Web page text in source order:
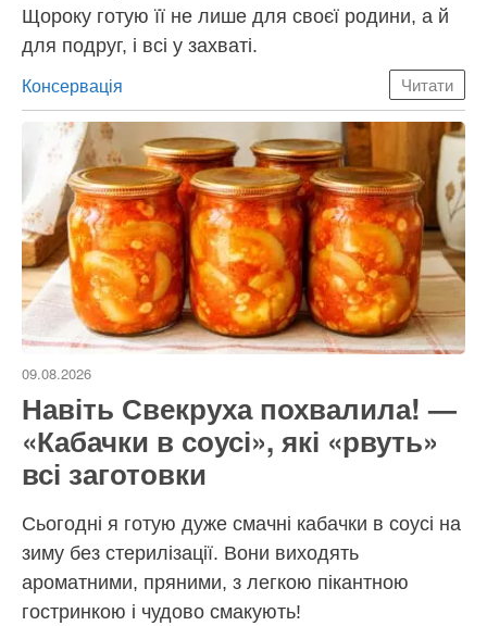
Щороку готую її не лише для своєї родини, а й
для подруг, і всі у захваті.
Категорії
Консервація Читати
09.08.2026
Навіть Свекруха похвалила! —
«Кабачки в соусі», які «рвуть»
всі заготовки
Сьогодні я готую дуже смачні кабачки в соусі на
зиму без стерилізації. Вони виходять
ароматними, пряними, з легкою пікантною
гостринкою і чудово смакують!